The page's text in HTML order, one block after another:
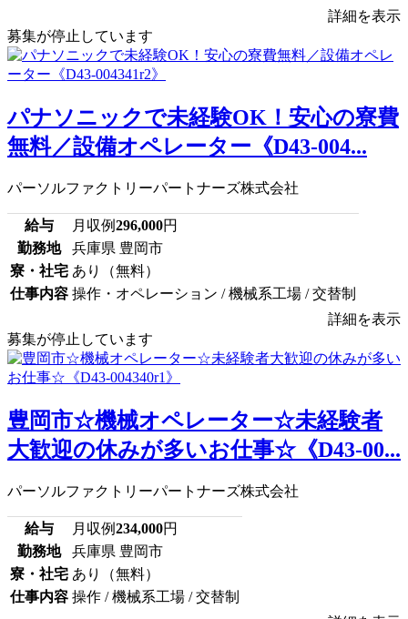
詳細を表示
募集が停止しています
パナソニックで未経験OK！安心の寮費
無料／設備オペレーター《D43-004...
パーソルファクトリーパートナーズ株式会社
給与 月収例296,000円
勤務地
兵庫県 豊岡市
寮・社宅 あり（無料）
仕事内容 操作・オペレーション / 機械系工場 / 交替制
詳細を表示
募集が停止しています
豊岡市☆機械オペレーター☆未経験者
大歓迎の休みが多いお仕事☆《D43-00...
パーソルファクトリーパートナーズ株式会社
給与 月収例234,000円
勤務地
兵庫県 豊岡市
寮・社宅 あり（無料）
仕事内容 操作 / 機械系工場 / 交替制